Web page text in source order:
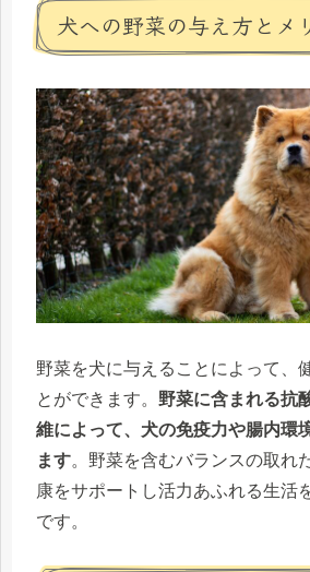
犬への野菜の与え方とメ
野菜を犬に与えることによって、
とができます。 野菜に含まれる抗
維によって、犬の免疫力や腸内環
ます。野菜を含むバランスの取れ
康をサポートし活力あふれる生活
です。